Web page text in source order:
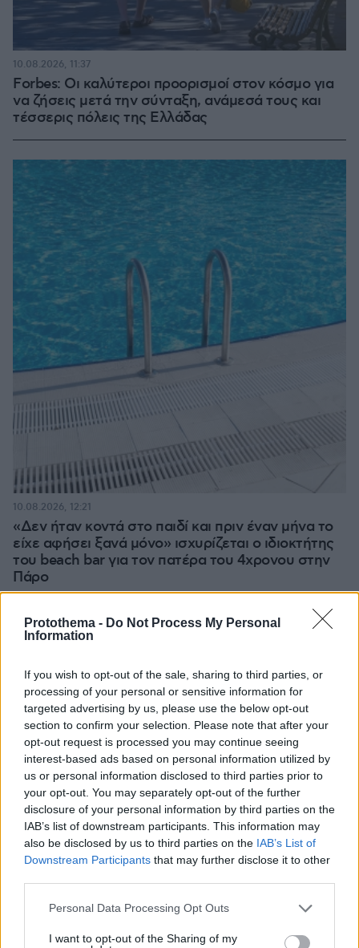
Protothema - Do Not Process My Personal
Information
If you wish to opt-out of the sale, sharing to third parties, or
processing of your personal or sensitive information for
targeted advertising by us, please use the below opt-out
section to confirm your selection. Please note that after your
opt-out request is processed you may continue seeing
interest-based ads based on personal information utilized by
us or personal information disclosed to third parties prior to
your opt-out. You may separately opt-out of the further
disclosure of your personal information by third parties on the
IAB’s list of downstream participants. This information may
also be disclosed by us to third parties on the IAB’s List of
Downstream Participants that may further disclose it to other
Please note that this website/app uses one or more Google
not limited to your visit or usage behaviour. You may click to
Personal Data Processing Opt Outs
I want to opt-out of the Sharing of my
Forbes: Οι καλύτεροι προορισμοί στον κόσμο για
να ζήσεις μετά την σύνταξη, ανάμεσά τους και
τέσσερις πόλεις της Ελλάδας
10.08.2026, 11:37
«Δεν ήταν κοντά στο παιδί και πριν έναν μήνα το
είχε αφήσει ξανά μόνο» ισχυρίζεται ο ιδιοκτήτης
του beach bar για τον πατέρα του 4χρονου στην
Πάρο
10.08.2026, 12:21